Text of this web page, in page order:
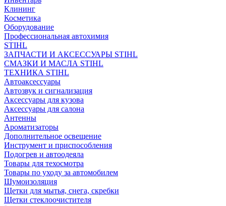
Клининг
Косметика
Оборудование
Профессиональная автохимия
STIHL
ЗАПЧАСТИ И АКСЕССУАРЫ STIHL
СМАЗКИ И МАСЛА STIHL
ТЕХНИКА STIHL
Автоаксессуары
Автозвук и сигнализация
Аксессуары для кузова
Аксессуары для салона
Антенны
Ароматизаторы
Дополнительное освещение
Инструмент и приспособления
Подогрев и автоодеяла
Товары для техосмотра
Товары по уходу за автомобилем
Шумоизоляция
Щетки для мытья, снега, скребки
Щетки стеклоочистителя